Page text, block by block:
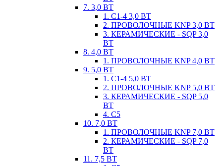
7. 3,0 ВТ
1. С1-4 3,0 ВТ
2. ПРОВОЛОЧНЫЕ KNP 3,0 ВТ
3. КЕРАМИЧЕСКИЕ - SQP 3,0
ВТ
8. 4,0 ВТ
1. ПРОВОЛОЧНЫЕ KNP 4,0 ВТ
9. 5,0 ВТ
1. С1-4 5,0 ВТ
2. ПРОВОЛОЧНЫЕ KNP 5,0 ВТ
3. КЕРАМИЧЕСКИЕ - SQP 5,0
ВТ
4. С5
10. 7,0 ВТ
1. ПРОВОЛОЧНЫЕ KNP 7,0 ВТ
2. КЕРАМИЧЕСКИЕ - SQP 7,0
ВТ
11. 7,5 ВТ